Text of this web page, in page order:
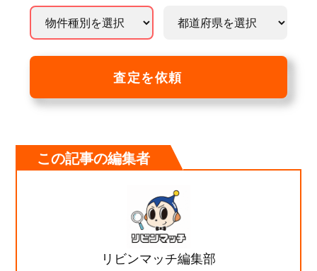
査定を依頼
この記事の編集者
リビンマッチ編集部